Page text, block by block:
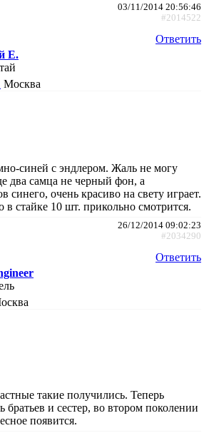
03/11/2014 20:56:46
#2014522
Ответить
Е.
Москва
синей с эндлером. Жаль не могу
два самца не черный фон, а
синего, очень красиво на свету играет.
в стайке 10 шт. прикольно смотрится.
26/12/2014 09:02:23
#2034290
Ответить
такие получились. Теперь
братьев и сестер, во втором поколении
появится.